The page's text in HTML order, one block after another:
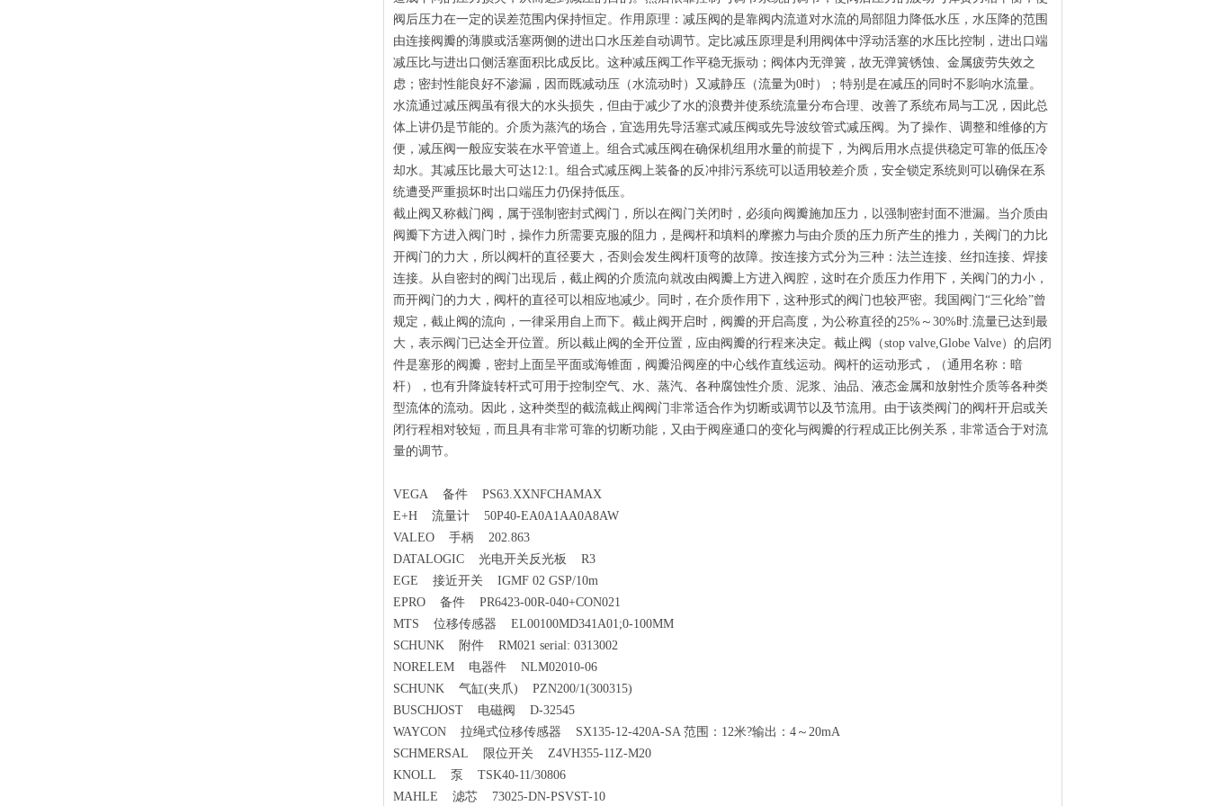
阀后压力在一定的误差范围内保持恒定。作用原理：减压阀的是靠阀内流道对水流的局部阻力降低水压，水压降的范围
由连接阀瓣的薄膜或活塞两侧的进出口水压差自动调节。定比减压原理是利用阀体中浮动活塞的水压比控制，进出口端
减压比与进出口侧活塞面积比成反比。这种减压阀工作平稳无振动；阀体内无弹簧，故无弹簧锈蚀、金属疲劳失效之
虑；密封性能良好不渗漏，因而既减动压（水流动时）又减静压（流量为0时）；特别是在减压的同时不影响水流量。
水流通过减压阀虽有很大的水头损失，但由于减少了水的浪费并使系统流量分布合理、改善了系统布局与工况，因此总
体上讲仍是节能的。介质为蒸汽的场合，宜选用先导活塞式减压阀或先导波纹管式减压阀。为了操作、调整和维修的方
便，减压阀一般应安装在水平管道上。组合式减压阀在确保机组用水量的前提下，为阀后用水点提供稳定可靠的低压冷
却水。其减压比最大可达12:1。组合式减压阀上装备的反冲排污系统可以适用较差介质，安全锁定系统则可以确保在系
统遭受严重损坏时出口端压力仍保持低压。
截止阀又称截门阀，属于强制密封式阀门，所以在阀门关闭时，必须向阀瓣施加压力，以强制密封面不泄漏。当介质由
阀瓣下方进入阀门时，操作力所需要克服的阻力，是阀杆和填料的摩擦力与由介质的压力所产生的推力，关阀门的力比
开阀门的力大，所以阀杆的直径要大，否则会发生阀杆顶弯的故障。按连接方式分为三种：法兰连接、丝扣连接、焊接
连接。从自密封的阀门出现后，截止阀的介质流向就改由阀瓣上方进入阀腔，这时在介质压力作用下，关阀门的力小，
而开阀门的力大，阀杆的直径可以相应地减少。同时，在介质作用下，这种形式的阀门也较严密。我国阀门“三化给”曾
规定，截止阀的流向，一律采用自上而下。截止阀开启时，阀瓣的开启高度，为公称直径的25%～30%时.流量已达到最
大，表示阀门已达全开位置。所以截止阀的全开位置，应由阀瓣的行程来决定。截止阀（stop valve,Globe Valve）的启闭
件是塞形的阀瓣，密封上面呈平面或海锥面，阀瓣沿阀座的中心线作直线运动。阀杆的运动形式，（通用名称：暗
杆），也有升降旋转杆式可用于控制空气、水、蒸汽、各种腐蚀性介质、泥浆、油品、液态金属和放射性介质等各种类
型流体的流动。因此，这种类型的截流截止阀阀门非常适合作为切断或调节以及节流用。由于该类阀门的阀杆开启或关
闭行程相对较短，而且具有非常可靠的切断功能，又由于阀座通口的变化与阀瓣的行程成正比例关系，非常适合于对流
量的调节。
VEGA 备件 PS63.XXNFCHAMAX
E+H 流量计 50P40-EA0A1AA0A8AW
VALEO 手柄 202.863
DATALOGIC 光电开关反光板 R3
EGE 接近开关 IGMF 02 GSP/10m
EPRO 备件 PR6423-00R-040+CON021
MTS 位移传感器 EL00100MD341A01;0-100MM
SCHUNK 附件 RM021 serial: 0313002
NORELEM 电器件 NLM02010-06
SCHUNK 气缸(夹爪) PZN200/1(300315)
BUSCHJOST 电磁阀 D-32545
WAYCON 拉绳式位移传感器 SX135-12-420A-SA 范围：12米?输出：4～20mA
SCHMERSAL 限位开关 Z4VH355-11Z-M20
KNOLL 泵 TSK40-11/30806
MAHLE 滤芯 73025-DN-PSVST-10